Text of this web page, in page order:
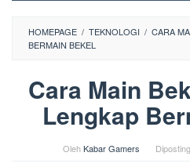
HOMEPAGE / TEKNOLOGI / CARA
BERMAIN BEKEL
Cara Main
Lengkap
OlehKabar Gamers